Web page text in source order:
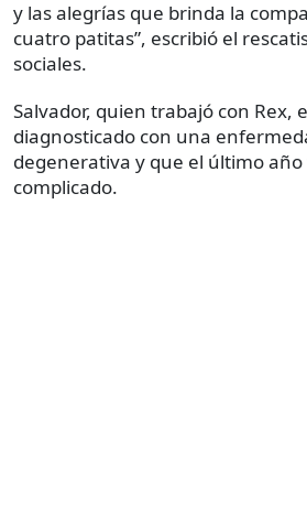
y las alegrías que brinda la
cuatro patitas”, escribió el
sociales.
Salvador, quien trabajó con Rex,
diagnosticado con una
degenerativa y que el último
complicado.